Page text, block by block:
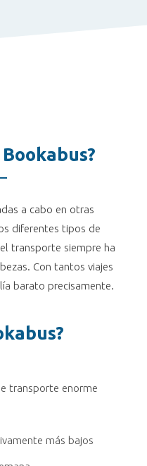
a cabo en otras
diferentes tipos de
transporte siempre ha
Con tantos viajes
barato precisamente.
transporte enorme
más bajos